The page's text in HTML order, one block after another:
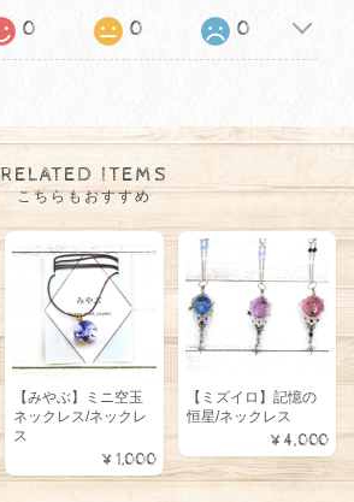
0 0 0
RELATED ITEMS
こちらもおすすめ
【みやぶ】ミニ空玉
ネックレス/ネックレ
ス
¥1,000
【ミズイロ】記憶の
恒星/ネックレス
¥4,000